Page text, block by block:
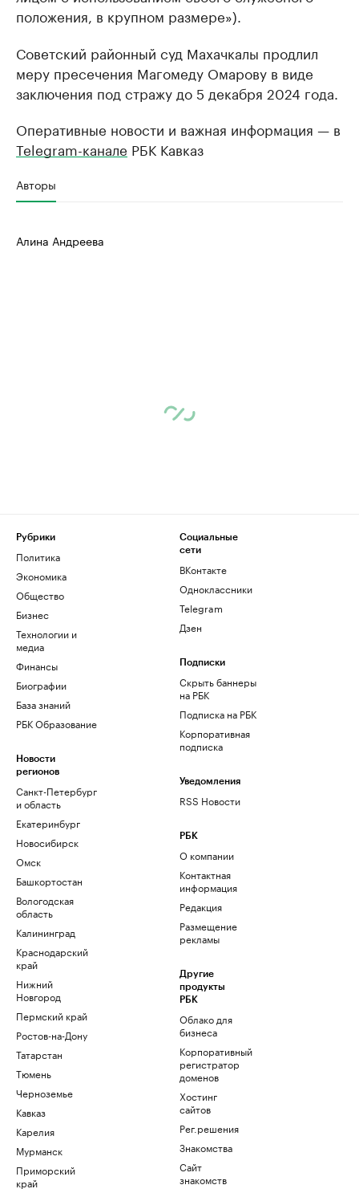
положения, в крупном размере»).
Советский районный суд Махачкалы продлил
меру пресечения Магомеду Омарову в виде
заключения под стражу до 5 декабря 2024 года.
Оперативные новости и важная информация — в
Telegram-канале РБК Кавказ
Авторы
Алина Андреева
Рубрики
Политика
Экономика
Общество
Бизнес
Технологии и
медиа
Финансы
Биографии
База знаний
РБК Образование
Новости
регионов
Санкт-Петербург
и область
Екатеринбург
Новосибирск
Омск
Башкортостан
Вологодская
область
Калининград
Краснодарский
край
Нижний
Новгород
Пермский край
Ростов-на-Дону
Татарстан
Тюмень
Черноземье
Кавказ
Карелия
Мурманск
Приморский
край
Социальные
сети
ВКонтакте
Одноклассники
Telegram
Дзен
Подписки
Скрыть баннеры
на РБК
Подписка на РБК
Корпоративная
подписка
Уведомления
RSS Новости
РБК
О компании
Контактная
информация
Редакция
Размещение
рекламы
Другие
продукты
РБК
Облако для
бизнеса
Корпоративный
регистратор
доменов
Хостинг
сайтов
Рег.решения
Знакомства
Сайт
знакомств